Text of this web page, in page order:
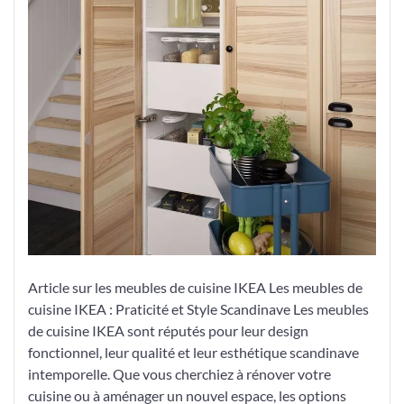
Article sur les meubles de cuisine IKEA Les meubles de
cuisine IKEA : Praticité et Style Scandinave Les meubles
de cuisine IKEA sont réputés pour leur design
fonctionnel, leur qualité et leur esthétique scandinave
intemporelle. Que vous cherchiez à rénover votre
cuisine ou à aménager un nouvel espace, les options